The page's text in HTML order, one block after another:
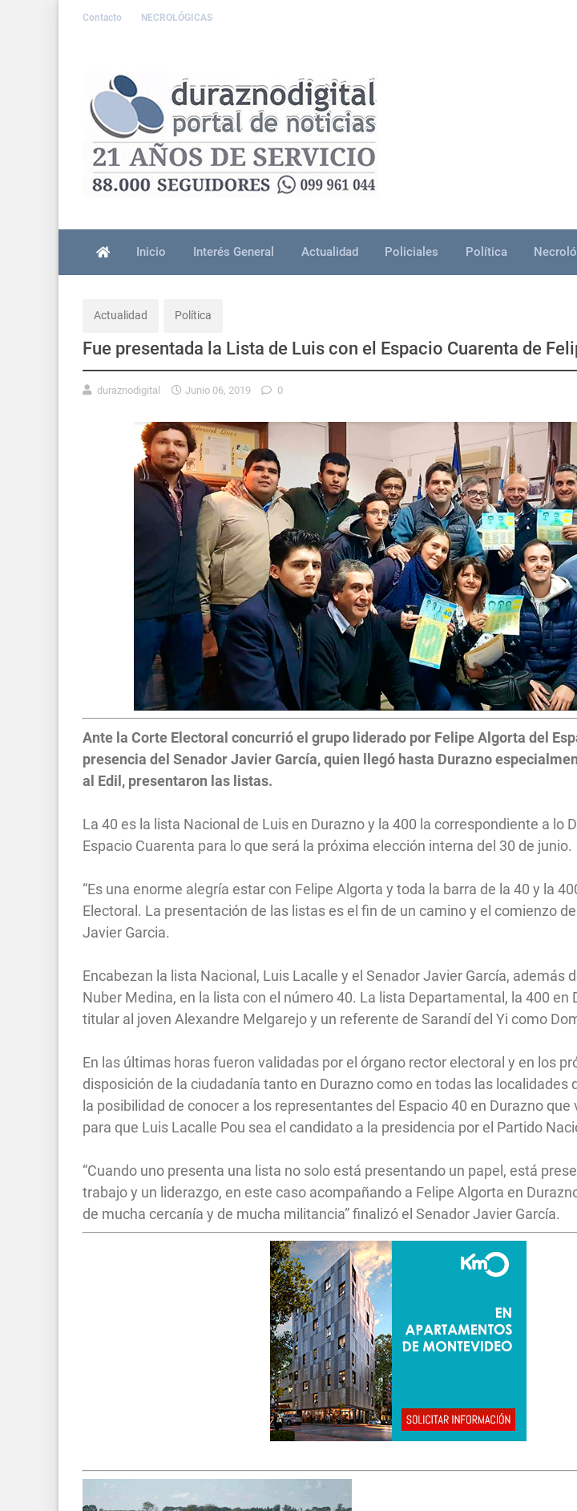
Contacto NECROLÓGICAS
Inicio Interés General Actualidad Policiales Política
Actualidad Política
Fue presentada la Lista de Luis con el Espacio Cuarenta de
duraznodigital Junio 06, 2019 0
Ante la Corte Electoral concurrió el grupo liderado por Felipe Algorta del
presencia del Senador Javier García, quien llegó hasta Durazno
al Edil, presentaron las listas.
La 40 es la lista Nacional de Luis en Durazno y la 400 la correspondiente a lo
Espacio Cuarenta para lo que será la próxima elección interna del 30 de junio.
“Es una enorme alegría estar con Felipe Algorta y toda la barra de la 40 y la
Electoral. La presentación de las listas es el fin de un camino y el comienzo
Javier Garcia.
Encabezan la lista Nacional, Luis Lacalle y el Senador Javier García, además
Nuber Medina, en la lista con el número 40. La lista Departamental, la 400
titular al joven Alexandre Melgarejo y un referente de Sarandí del Yi como
En las últimas horas fueron validadas por el órgano rector electoral y en los
disposición de la ciudadanía tanto en Durazno como en todas las localidades
la posibilidad de conocer a los representantes del Espacio 40 en Durazno
para que Luis Lacalle Pou sea el candidato a la presidencia por el Partido
“Cuando uno presenta una lista no solo está presentando un papel, está
trabajo y un liderazgo, en este caso acompañando a Felipe Algorta en
de mucha cercanía y de mucha militancia” finalizó el Senador Javier García.